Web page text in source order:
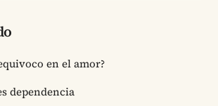
en el amor?
dependencia